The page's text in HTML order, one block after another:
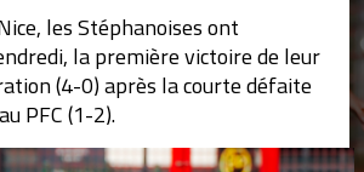
les Stéphanoises ont
la première victoire de leur
(4-0) après la courte défaite
PFC (1-2).